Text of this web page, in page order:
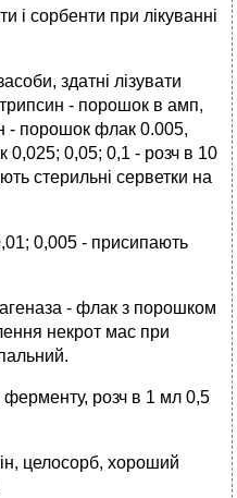
і сорбенти при лікуванні
здатні лізувати
- порошок в амп,
- порошок флак 0.005,
0,025; 0,05; 0,1 - розч в 10
стерильні серветки на
0,005 - присипають
- флак з порошком
некрот мас при
ферменту, розч в 1 мл 0,5
целосорб, хороший